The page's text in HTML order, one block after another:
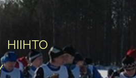
HIIHTO